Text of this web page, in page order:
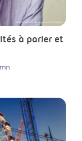
Elderly woman keeping hands by her lips
à parler et